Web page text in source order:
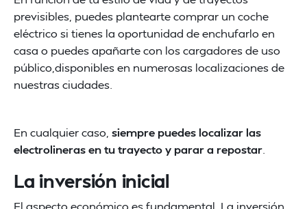
previsibles, puedes plantearte comprar un coche
eléctrico si tienes la oportunidad de enchufarlo en
casa o puedes apañarte con los cargadores de uso
público,disponibles en numerosas localizaciones de
nuestras ciudades.
En cualquier caso, siempre puedes localizar las
electrolineras en tu trayecto y parar a repostar
La inversión inicial
El aspecto económico es fundamental. La inversión